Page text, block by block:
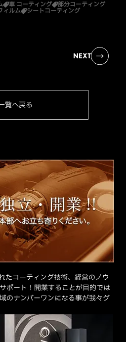
車 コーティング
部分コーティング
ィルム
シートコーティング
NEXT
覧へ戻る
たコーティング技術、経営のノウ
ポート！開業することが目的では
のナンバーワンになる事が我々グ